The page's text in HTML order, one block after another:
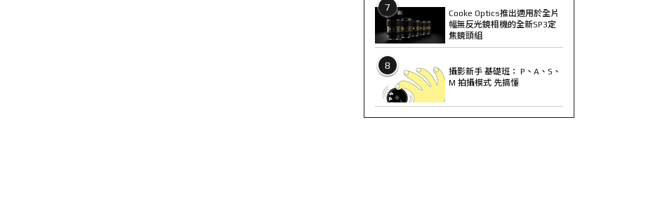
7
Cooke Optics推出適用於全片
幅無反光鏡相機的全新SP3定
焦鏡頭組
8
攝影新手 基礎班： P、A、S、
M 拍攝模式 先搞懂